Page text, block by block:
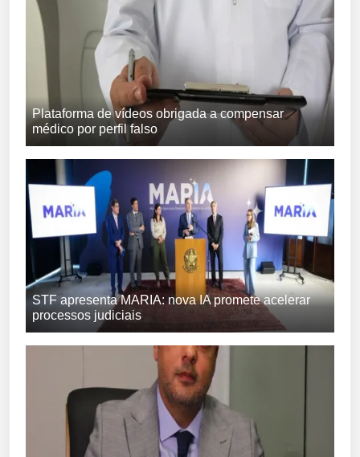
Plataforma de vídeos obrigada a compensar
médico por perfil falso
STF apresenta MARIA: nova IA promete acelerar
processos judiciais